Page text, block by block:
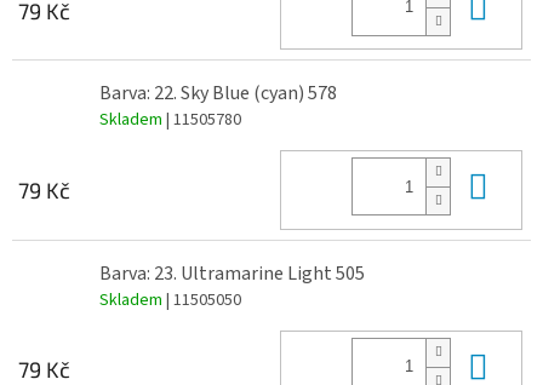
79 Kč
Barva: 22. Sky Blue (cyan) 578
Skladem | 11505780
79 Kč
Barva: 23. Ultramarine Light 505
Skladem | 11505050
79 Kč